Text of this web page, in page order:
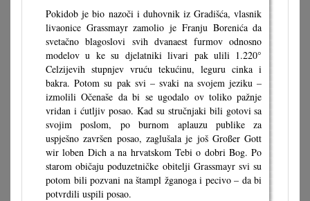
Pokidob je bio nazoči i duhovnik iz Gradišća, vlasnik
livaonice Grassmayr zamolio je Franju Borenića da
svetačno blagoslovi svih dvanaest furmov odnosno
modelov u ke su djelatniki livari pak ulili 1.220°
Celzijevih stupnjev vruću tekućinu, leguru cinka i
bakra. Potom su pak svi – svaki na svojem jeziku –
izmolili Očenaše da bi se ugodalo ov toliko pažnje
vridan i ćutljiv posao. Kad su stručnjaki bili gotovi sa
svojim poslom, po burnom aplauzu publike za
uspješno završen posao, zaglušala je još Großer Gott
wir loben Dich a na hrvatskom Tebi o dobri Bog. Po
starom običaju poduzetničke obitelji Grassmayr svi su
potom bili pozvani na štampl žganoga i pecivo – da bi
potvrdili uspili posao.